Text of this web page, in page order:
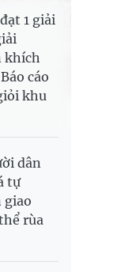
1 giải
khích
cáo
khu
dân
tự
giao
rùa